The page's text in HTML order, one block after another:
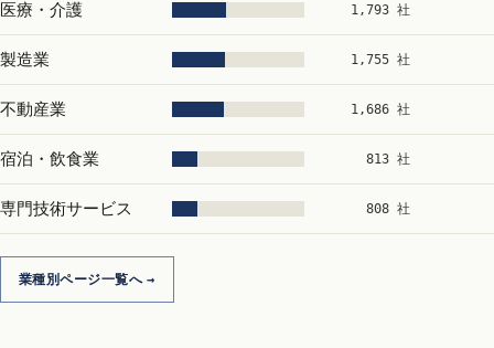
医療・介護 1,793 社
製造業 1,755 社
不動産業 1,686 社
宿泊・飲食業 813 社
専門技術サービス 808 社
業種別ページ一覧へ